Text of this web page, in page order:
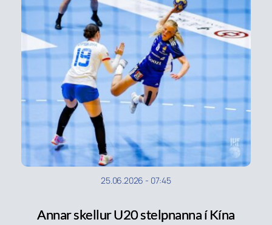
25.06.2026 - 07:45
Annar skellur U20 stelpnanna í Kína